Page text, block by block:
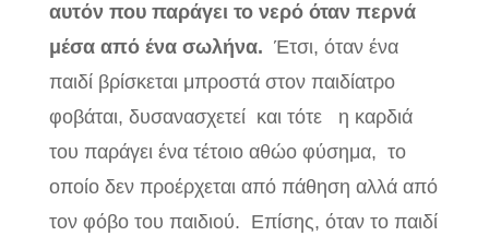
αυτόν που παράγει το νερό όταν περνά
μέσα από ένα σωλήνα. Έτσι, όταν ένα
παιδί βρίσκεται μπροστά στον παιδίατρο
φοβάται, δυσανασχετεί και τότε η καρδιά
του παράγει ένα τέτοιο αθώο φύσημα, το
οποίο δεν προέρχεται από πάθηση αλλά από
τον φόβο του παιδιού. Επίσης, όταν το παιδί